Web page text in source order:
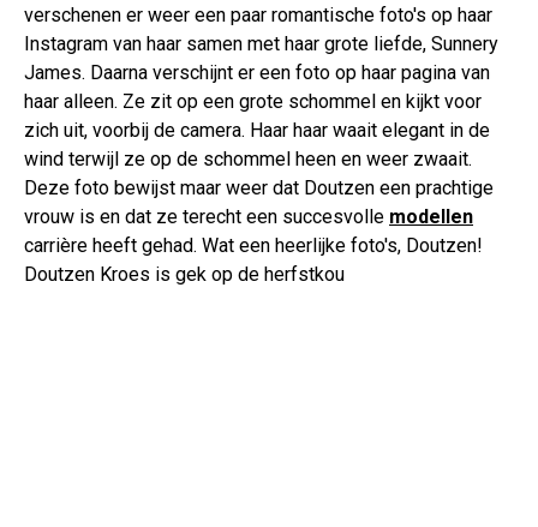
verschenen er weer een paar romantische foto's op haar
Instagram van haar samen met haar grote liefde, Sunnery
James. Daarna verschijnt er een foto op haar pagina van
haar alleen. Ze zit op een grote schommel en kijkt voor
zich uit, voorbij de camera. Haar haar waait elegant in de
wind terwijl ze op de schommel heen en weer zwaait.
Deze foto bewijst maar weer dat Doutzen een prachtige
vrouw is en dat ze terecht een succesvolle modellen
carrière heeft gehad. Wat een heerlijke foto's, Doutzen!
Doutzen Kroes is gek op de herfstkou